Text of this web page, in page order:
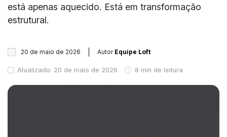
está apenas aquecido. Está em transformação
estrutural.
20 de maio de 2026 Autor Equipe Loft
Atualizado: 20 de maio de 2026 8 min de leitura